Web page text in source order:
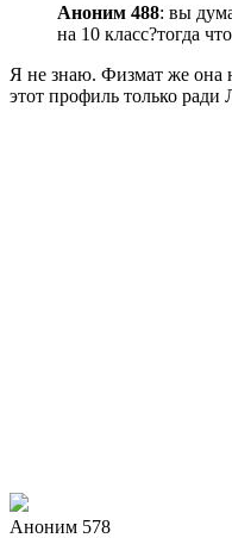
Аноним 488: вы
на 10 класс?тогда
Я не знаю. Физмат же она
этот профиль только
Аноним 578